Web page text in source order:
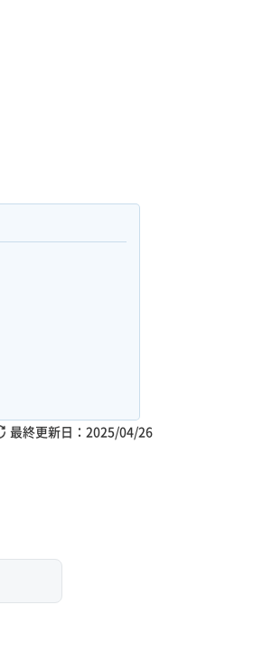
最終更新日： 2025/04/26